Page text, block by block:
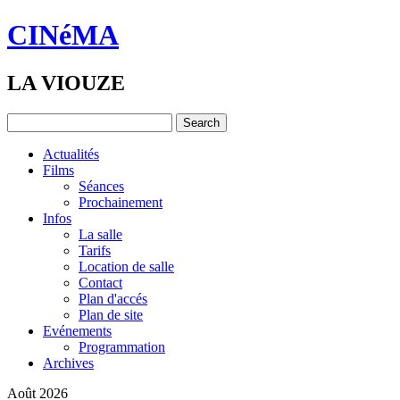
CINéMA
LA VIOUZE
Actualités
Films
Séances
Prochainement
Infos
La salle
Tarifs
Location de salle
Contact
Plan d'accés
Plan de site
Evénements
Programmation
Archives
Août 2026